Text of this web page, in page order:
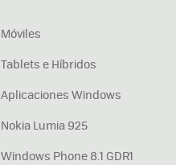
Móviles
Tablets e Híbridos
Aplicaciones Windows
Nokia Lumia 925
Windows Phone 8.1 GDR1